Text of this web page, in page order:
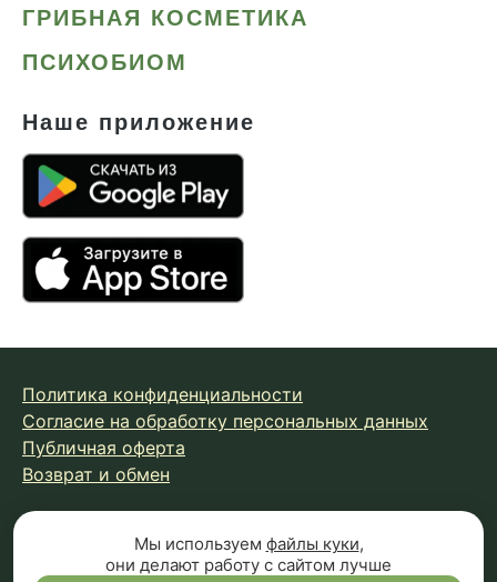
ГРИБНАЯ КОСМЕТИКА
ПСИХОБИОМ
Наше приложение
Политика конфиденциальности
Согласие на обработку персональных данных
Публичная оферта
Возврат и обмен
© 2026 Fungiline — зарегистрированная торговая марка.
Копирование материалов с сайта запрещено.
Мы используем файлы куки,
они делают работу с сайтом лучше